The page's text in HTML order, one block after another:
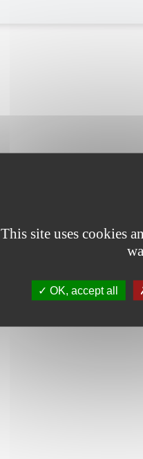
This site uses cookies
OK, accept all